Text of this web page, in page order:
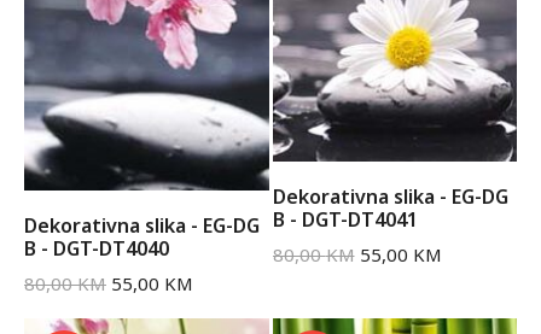
Dekorativna slika - EG-DG
B - DGT-DT4040
80,00KM 55,00 KM
Dekorativna slika - EG-DG
B - DGT-DT4041
80,00KM 55,00 KM